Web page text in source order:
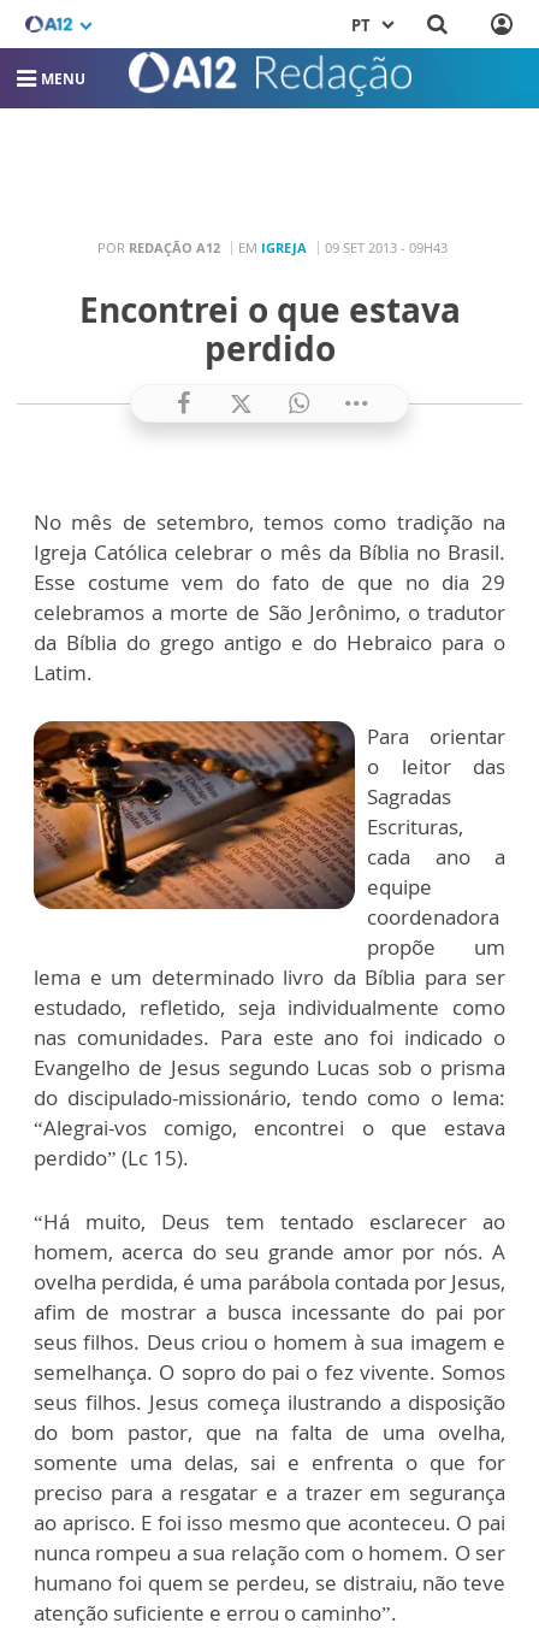
PT
MENU
POR REDAÇÃO A12 EM IGREJA 09 SET 2013 - 09H43
Encontrei o que estava
perdido
No mês de setembro, temos como tradição na
Igreja Católica celebrar o mês da Bíblia no Brasil.
Esse costume vem do fato de que no dia 29
celebramos a morte de São Jerônimo, o tradutor
da Bíblia do grego antigo e do Hebraico para o
Latim.
Para orientar
o leitor das
Sagradas
Escrituras,
cada ano a
equipe
coordenadora
propõe um
lema e um determinado livro da Bíblia para ser
estudado, refletido, seja individualmente como
nas comunidades. Para este ano foi indicado o
Evangelho de Jesus segundo Lucas sob o prisma
do discipulado-missionário, tendo como o lema:
“Alegrai-vos comigo, encontrei o que estava
perdido” (Lc 15).
“Há muito, Deus tem tentado esclarecer ao
homem, acerca do seu grande amor por nós. A
ovelha perdida, é uma parábola contada por Jesus,
afim de mostrar a busca incessante do pai por
seus filhos. Deus criou o homem à sua imagem e
semelhança. O sopro do pai o fez vivente. Somos
seus filhos. Jesus começa ilustrando a disposição
do bom pastor, que na falta de uma ovelha,
somente uma delas, sai e enfrenta o que for
preciso para a resgatar e a trazer em segurança
ao aprisco. E foi isso mesmo que aconteceu. O pai
nunca rompeu a sua relação com o homem. O ser
humano foi quem se perdeu, se distraiu, não teve
atenção suficiente e errou o caminho”.